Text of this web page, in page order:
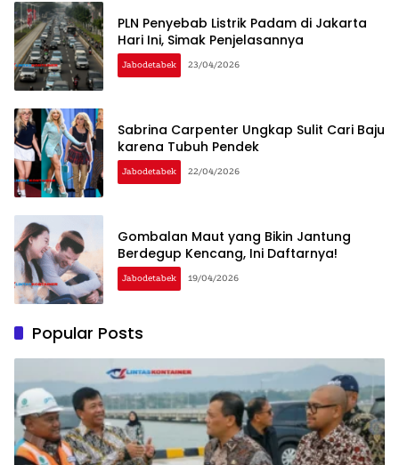
PLN Penyebab Listrik Padam di Jakarta
Hari Ini, Simak Penjelasannya
Jabodetabek 23/04/2026
Sabrina Carpenter Ungkap Sulit Cari Baju
karena Tubuh Pendek
Jabodetabek 22/04/2026
Gombalan Maut yang Bikin Jantung
Berdegup Kencang, Ini Daftarnya!
Jabodetabek 19/04/2026
Popular Posts